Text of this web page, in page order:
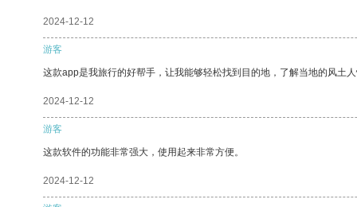
2024-12-12
游客
这款app是我旅行的好帮手，让我能够轻松找到目的地，了解当地的风土
2024-12-12
游客
这款软件的功能非常强大，使用起来非常方便。
2024-12-12